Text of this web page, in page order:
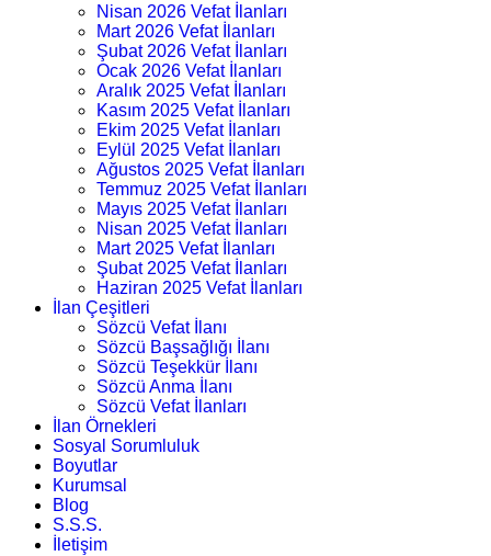
Nisan 2026 Vefat İlanları
Mart 2026 Vefat İlanları
Şubat 2026 Vefat İlanları
Ocak 2026 Vefat İlanları
Aralık 2025 Vefat İlanları
Kasım 2025 Vefat İlanları
Ekim 2025 Vefat İlanları
Eylül 2025 Vefat İlanları
Ağustos 2025 Vefat İlanları
Temmuz 2025 Vefat İlanları
Mayıs 2025 Vefat İlanları
Nisan 2025 Vefat İlanları
Mart 2025 Vefat İlanları
Şubat 2025 Vefat İlanları
Haziran 2025 Vefat İlanları
İlan Çeşitleri
Sözcü Vefat İlanı
Sözcü Başsağlığı İlanı
Sözcü Teşekkür İlanı
Sözcü Anma İlanı
Sözcü Vefat İlanları
İlan Örnekleri
Sosyal Sorumluluk
Boyutlar
Kurumsal
Blog
S.S.S.
İletişim